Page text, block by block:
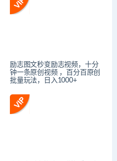
励志图文秒变励志视频，十分
钟一条原创视频 ，百分百原创
批量玩法，日入1000+